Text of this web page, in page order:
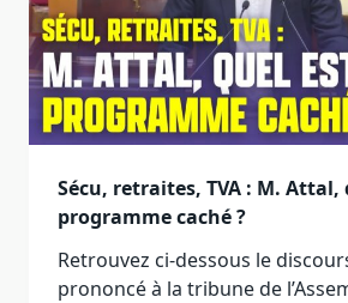
Sécu, retraites, TVA : M.
programme caché ?
Retrouvez ci-dessous le
prononcé à la tribune de